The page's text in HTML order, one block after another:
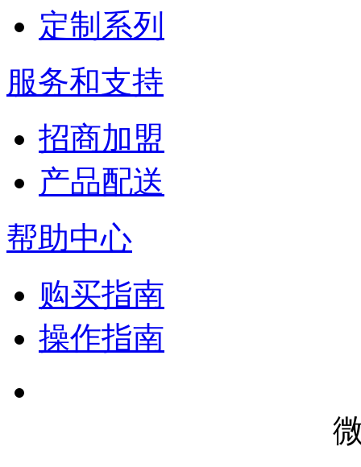
定制系列
服务和支持
招商加盟
产品配送
帮助中心
购买指南
操作指南